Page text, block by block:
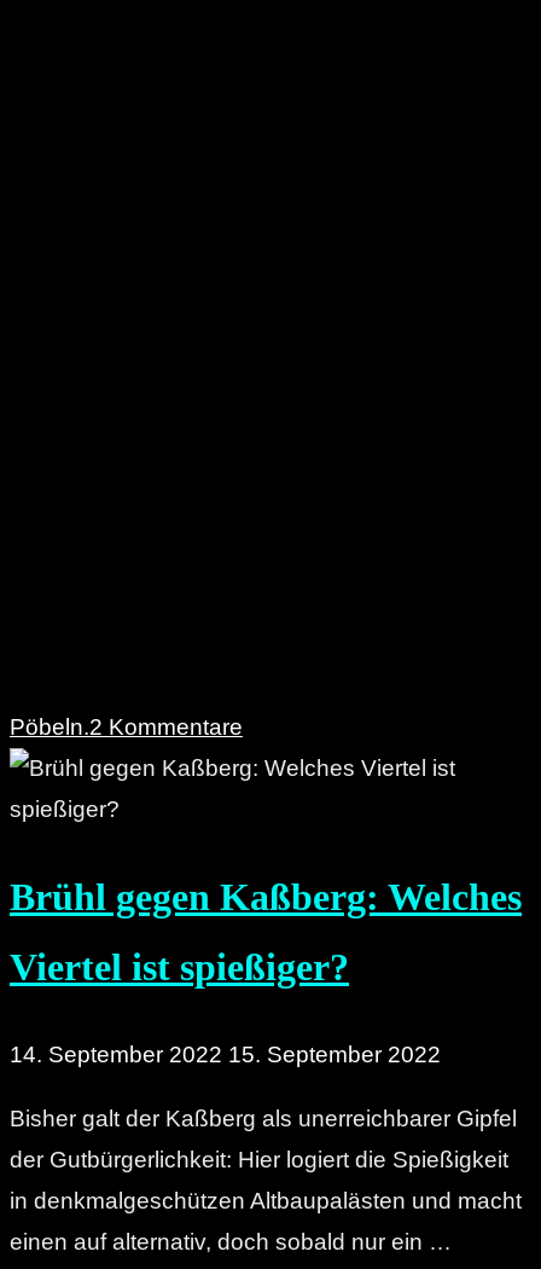
Pöbeln.2 Kommentare
Brühl gegen Kaßberg: Welches
Viertel ist spießiger?
14. September 2022 15. September 2022
Bisher galt der Kaßberg als unerreichbarer Gipfel
der Gutbürgerlichkeit: Hier logiert die Spießigkeit
in denkmalgeschützen Altbaupalästen und macht
einen auf alternativ, doch sobald nur ein …